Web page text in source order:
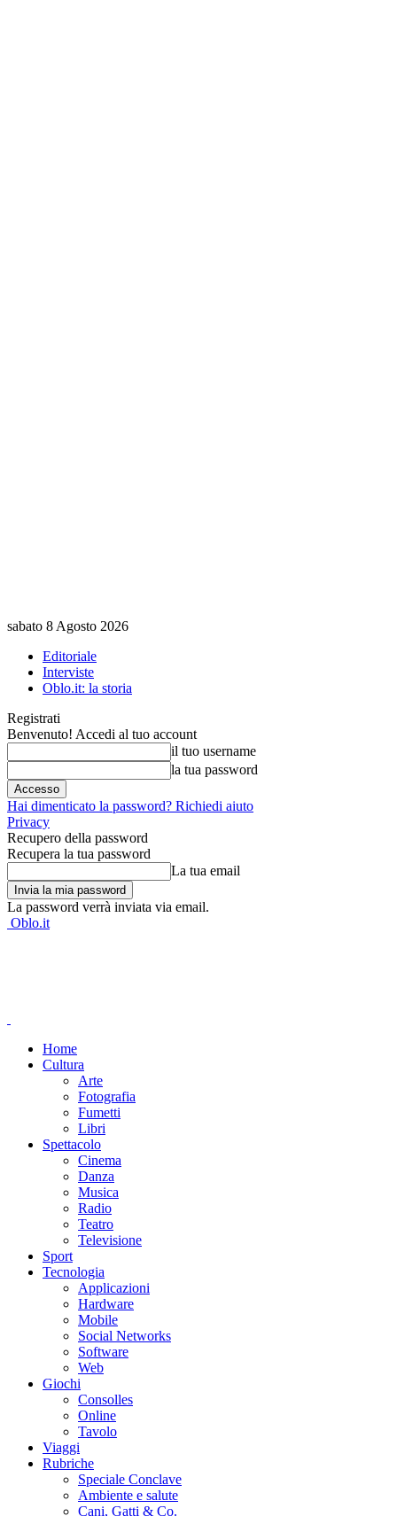
sabato 8 Agosto 2026
Editoriale
Interviste
Oblo.it: la storia
Registrati
Benvenuto! Accedi al tuo account
il tuo username
la tua password
Hai dimenticato la password? Richiedi aiuto
Privacy
Recupero della password
Recupera la tua password
La tua email
La password verrà inviata via email.
Oblo.it
Home
Cultura
Arte
Fotografia
Fumetti
Libri
Spettacolo
Cinema
Danza
Musica
Radio
Teatro
Televisione
Sport
Tecnologia
Applicazioni
Hardware
Mobile
Social Networks
Software
Web
Giochi
Consolles
Online
Tavolo
Viaggi
Rubriche
Speciale Conclave
Ambiente e salute
Cani, Gatti & Co.